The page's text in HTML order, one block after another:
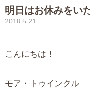
明日はお休みをい
2018.5.21
こんにちは！
モア・トゥインクル